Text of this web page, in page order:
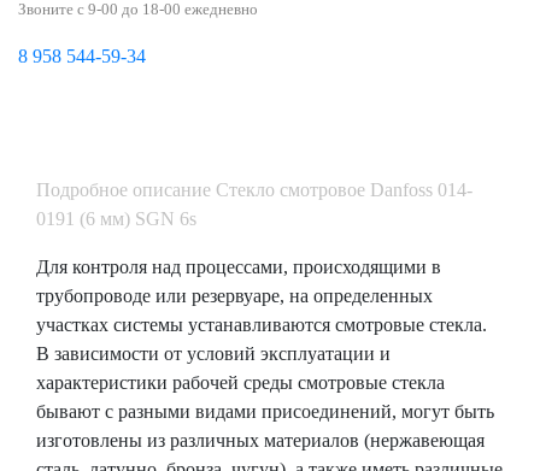
Звоните с 9-00 до 18-00 ежедневно
8 958 544-59-34
Подробное описание Стекло cмотровое Danfoss 014-
0191 (6 мм) SGN 6s
Для контроля над процессами, происходящими в
трубопроводе или резервуаре, на определенных
участках системы устанавливаются смотровые стекла.
В зависимости от условий эксплуатации и
характеристики рабочей среды смотровые стекла
бывают с разными видами присоединений, могут быть
изготовлены из различных материалов (нержавеющая